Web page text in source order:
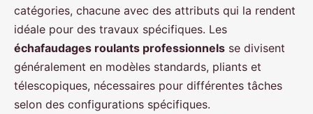
catégories, chacune avec des attributs qui la rendent
idéale pour des travaux spécifiques. Les
échafaudages roulants professionnels se divisent
généralement en modèles standards, pliants et
télescopiques, nécessaires pour différentes tâches
selon des configurations spécifiques.